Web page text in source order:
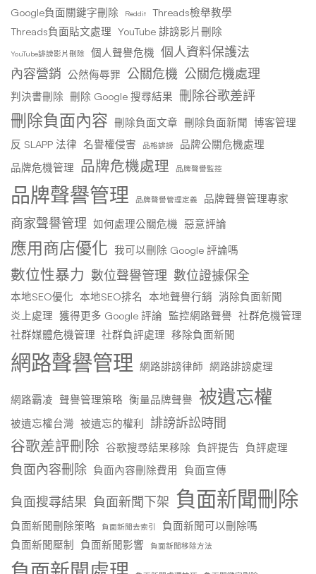
Google負面關鍵字刪除
Reddit
Threads檢舉教學
Threads負面貼文處理 YouTube 誹謗影片刪除
YouTube誹謗影片刪除 個人聲譽危機 個人資料保護法
內容營銷 公然侮辱罪 公關危機 公關危機處理
判決書刪除 刪除 Google 搜尋結果 刪除谷歌差評
刪除負面內容 刪除負面文章 刪除負面新聞 博客管理
反 SLAPP 法律 名譽權侵害 品格誹謗
品牌公關危機處理
品牌危機管理 品牌危機處理 品牌聲譽監控
品牌聲譽管理 品牌聲譽管理定義 品牌聲譽管理專家
商家聲譽管理 如何處理公關危機 惡意評論
應用商店優化 我可以刪除 Google 評論嗎
數位性暴力 數位聲譽管理 數位證據保全
本地SEO優化 本地SEO排名 本地聲譽行銷 消除負面新聞
炎上處理 獲得更多 Google 評論 監控網路聲譽 社群危機管理
社群媒體危機管理 社群負評處理 移除負面新聞
網路聲譽管理 網路誹謗律師 網路誹謗處理
網路霸凌 聲譽管理策略 衡量品牌聲譽 被遺忘權
被遺忘權台灣 被遺忘的權利 誹謗訴訟時間
谷歌差評刪除 谷歌搜尋結果移除 負評提告 負評處理
負面內容刪除 負面內容刪除費用 負面宣傳
負面搜尋結果 負面新聞下架 負面新聞刪除
負面新聞刪除策略 負面新聞去索引
負面新聞可以刪除嗎
負面新聞壓制
負面新聞影響 負面新聞移除方法